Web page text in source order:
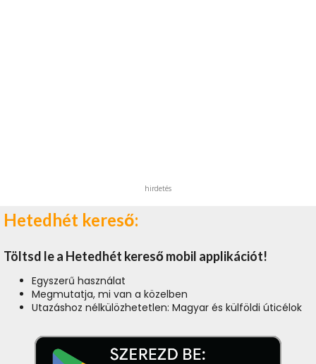
hirdetés
Hetedhét kereső:
Töltsd le a Hetedhét kereső mobil applikációt!
Egyszerű használat
Megmutatja, mi van a közelben
Utazáshoz nélkülözhetetlen: Magyar és külföldi úticélok